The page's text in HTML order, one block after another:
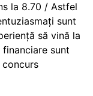
la 8.70 / Astfel
sunt
să vină la
sunt